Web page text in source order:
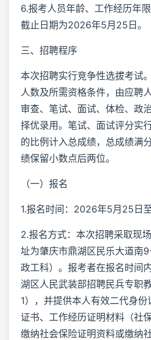
6.报考人员年龄、工作经历年
截止日期为2026年5月25日。
三、招聘程序
本次招聘实行竞争性选拔考试
人数及所需资格条件，由应聘
审查、笔试、面试、体检、政
择优录用。笔试、面试评分实
的比例计入总成绩，总成绩满
绩保留小数点后两位。
（一）报名
1.报名时间：2026年5月25日
2.报名方式：本次招聘采取现
址为肇庆市鼎湖区民乐大道南
政工科）。报考者在报名时间
湖区人民武装部招聘民兵专职
1），并提供本人有效二代身
证书、工作经历证明材料（社
缴纳社会保险证明资料或缴纳